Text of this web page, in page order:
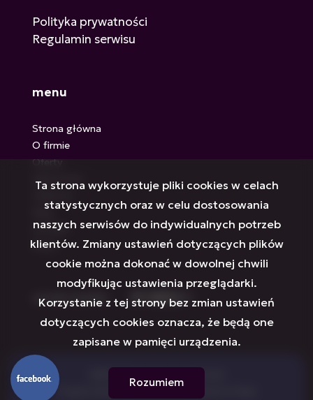
Polityka prywatności
Regulamin serwisu
menu
Strona główna
O firmie
Oferty
Zgłoszenia
Blog
Kontakt
Rodo
social media Facebook
Facebook
Facebook
Facebook
Facebook
Facebook
Program dla biur nieruchomości
Ta strona wykorzystuje pliki cookies w celach
statystycznych oraz w celu dostosowania
naszych serwisów do indywidualnych potrzeb
klientów. Zmiany ustawień dotyczących plików
cookie można dokonać w dowolnej chwili
modyfikując ustawienia przeglądarki.
Korzystanie z tej strony bez zmian ustawień
dotyczących cookies oznacza, że będą one
zapisane w pamięci urządzenia.
Rozumiem